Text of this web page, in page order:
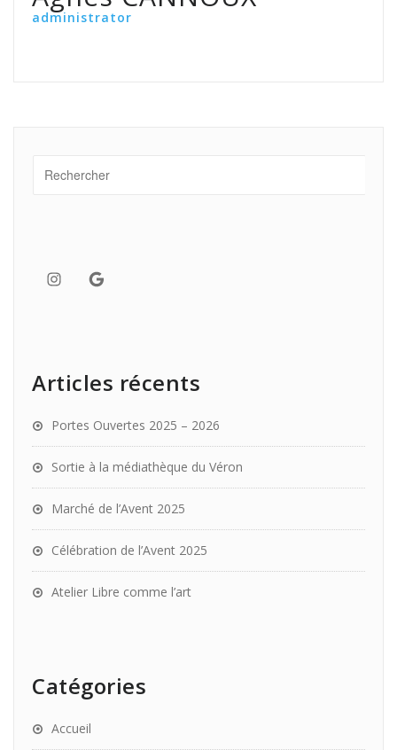
administrator
Instagram
Google
Articles récents
Portes Ouvertes 2025 – 2026
Sortie à la médiathèque du Véron
Marché de l’Avent 2025
Célébration de l’Avent 2025
Atelier Libre comme l’art
Catégories
Accueil